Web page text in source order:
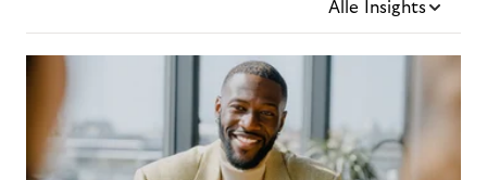
Alle Insights